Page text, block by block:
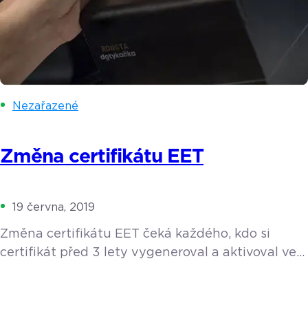
Nezařazené
Změna certifikátu EET
19 června, 2019
Změna certifikátu EET čeká každého, kdo si
certifikát před 3 lety vygeneroval a aktivoval ve